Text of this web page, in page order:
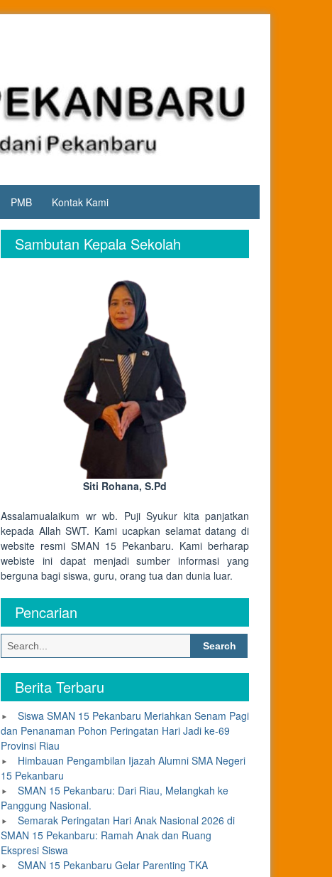
PMB Kontak Kami
Sambutan Kepala Sekolah
Siti Rohana, S.Pd
Assalamualaikum wr wb. Puji Syukur kita panjatkan
kepada Allah SWT. Kami ucapkan selamat datang di
website resmi SMAN 15 Pekanbaru. Kami berharap
webiste ini dapat menjadi sumber informasi yang
berguna bagi siswa, guru, orang tua dan dunia luar.
Pencarian
Search
for:
Berita Terbaru
Siswa SMAN 15 Pekanbaru Meriahkan Senam Pagi
dan Penanaman Pohon Peringatan Hari Jadi ke-69
Provinsi Riau
Himbauan Pengambilan Ijazah Alumni SMA Negeri
15 Pekanbaru
SMAN 15 Pekanbaru: Dari Riau, Melangkah ke
Panggung Nasional.
Semarak Peringatan Hari Anak Nasional 2026 di
SMAN 15 Pekanbaru: Ramah Anak dan Ruang
Ekspresi Siswa
SMAN 15 Pekanbaru Gelar Parenting TKA